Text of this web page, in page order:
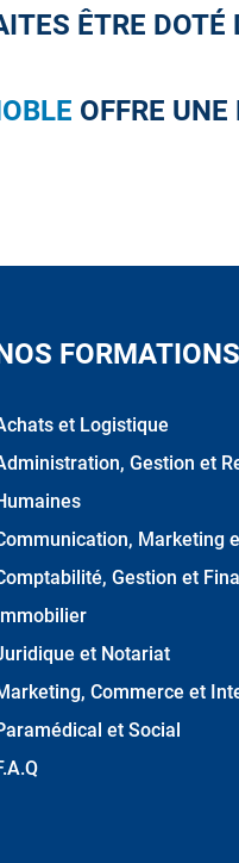
ÊTRE DOTÉ
OFFRE
FORMATIONS
et Logistique
Gestion et
Marketing
Gestion et
Immobilier
et Notariat
Commerce et
et Social